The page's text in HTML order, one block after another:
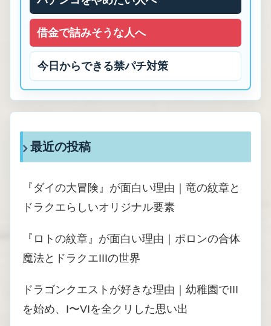
借金で詰みそうな人へ
今日からできる禁パチ対策
最近の投稿
『ダイの大冒険』が面白い理由｜竜の紋章と
ドラクエらしいオリジナル要素
『ロトの紋章』が面白い理由｜ポロンの合体
魔法とドラクエIIIの世界
ドラゴンクエストが好きな理由｜幼稚園でIII
を始め、I〜VIを全クリした思い出